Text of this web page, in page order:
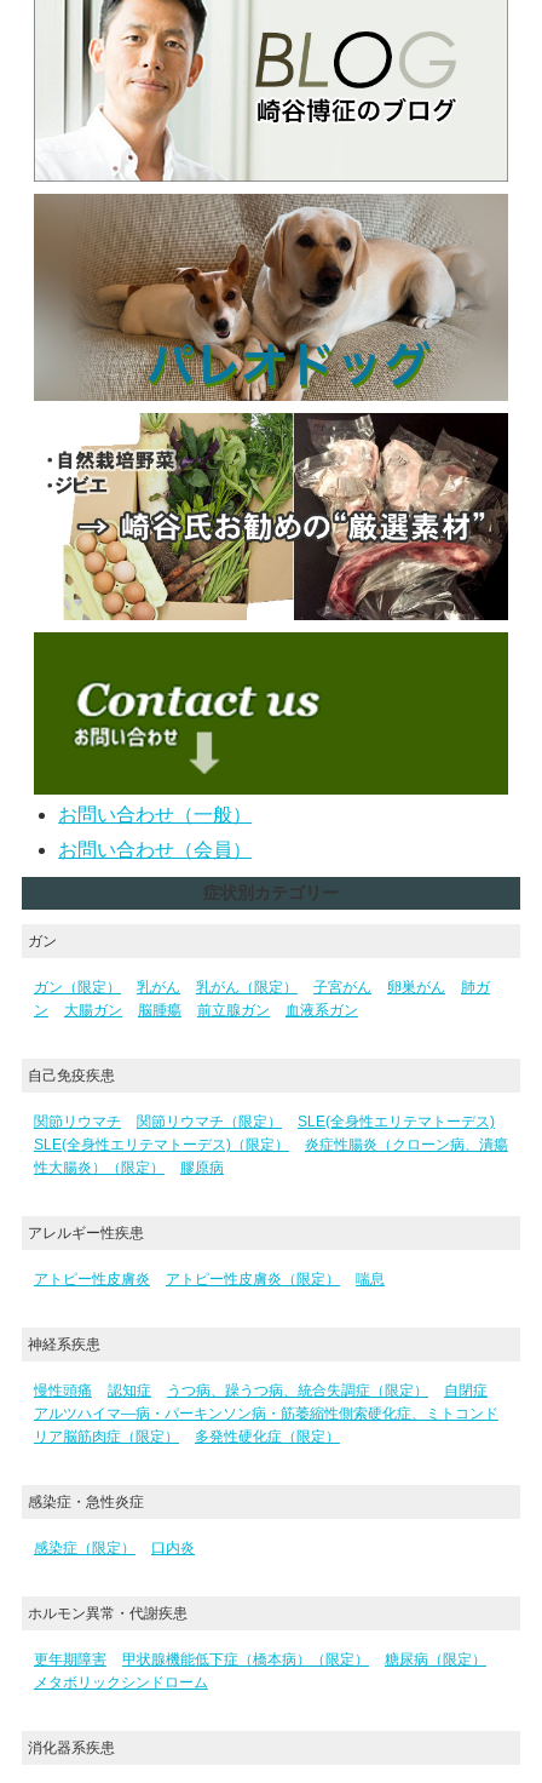
お問い合わせ（一般）
お問い合わせ（会員）
症状別カテゴリー
ガン
ガン（限定） 乳がん 乳がん（限定） 子宮がん 卵巣がん
肺ガ
ン
大腸ガン 脳腫瘍 前立腺ガン 血液系ガン
自己免疫疾患
関節リウマチ 関節リウマチ（限定）
SLE(全身性エリテマトーデス)
SLE(全身性エリテマトーデス)（限定）
炎症性腸炎（クローン病、潰瘍
性大腸炎）（限定）
膠原病
アレルギー性疾患
アトピー性皮膚炎 アトピー性皮膚炎（限定） 喘息
神経系疾患
慢性頭痛 認知症 うつ病、躁うつ病、統合失調症（限定）
自閉症
アルツハイマ―病・パーキンソン病・筋萎縮性側索硬化症、ミトコンド
リア脳筋肉症（限定）
多発性硬化症（限定）
感染症・急性炎症
感染症（限定） 口内炎
ホルモン異常・代謝疾患
更年期障害 甲状腺機能低下症（橋本病）（限定）
糖尿病（限定）
メタボリックシンドローム
消化器系疾患